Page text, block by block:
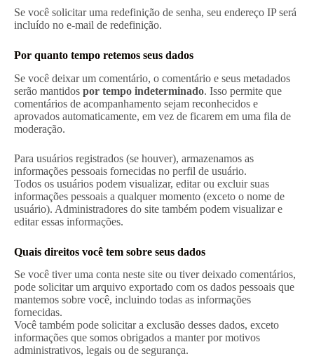
Se você solicitar uma redefinição de senha, seu endereço IP será
incluído no e-mail de redefinição.
Por quanto tempo retemos seus dados
Se você deixar um comentário, o comentário e seus metadados
serão mantidos por tempo indeterminado. Isso permite que
comentários de acompanhamento sejam reconhecidos e
aprovados automaticamente, em vez de ficarem em uma fila de
moderação.
Para usuários registrados (se houver), armazenamos as
informações pessoais fornecidas no perfil de usuário.
Todos os usuários podem visualizar, editar ou excluir suas
informações pessoais a qualquer momento (exceto o nome de
usuário). Administradores do site também podem visualizar e
editar essas informações.
Quais direitos você tem sobre seus dados
Se você tiver uma conta neste site ou tiver deixado comentários,
pode solicitar um arquivo exportado com os dados pessoais que
mantemos sobre você, incluindo todas as informações
fornecidas.
Você também pode solicitar a exclusão desses dados, exceto
informações que somos obrigados a manter por motivos
administrativos, legais ou de segurança.